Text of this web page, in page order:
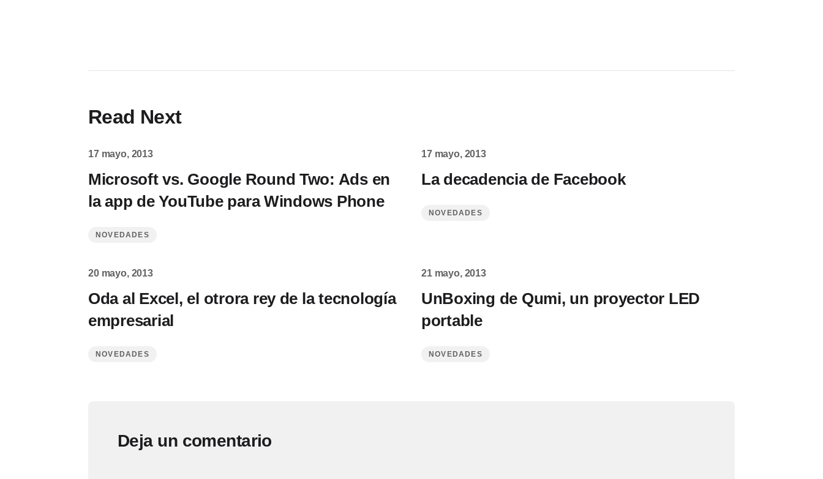
Read Next
17 mayo, 2013
Microsoft vs. Google Round Two: Ads en
la app de YouTube para Windows Phone
NOVEDADES
17 mayo, 2013
La decadencia de Facebook
NOVEDADES
20 mayo, 2013
Oda al Excel, el otrora rey de la tecnología
empresarial
NOVEDADES
21 mayo, 2013
UnBoxing de Qumi, un proyector LED
portable
NOVEDADES
Deja un comentario